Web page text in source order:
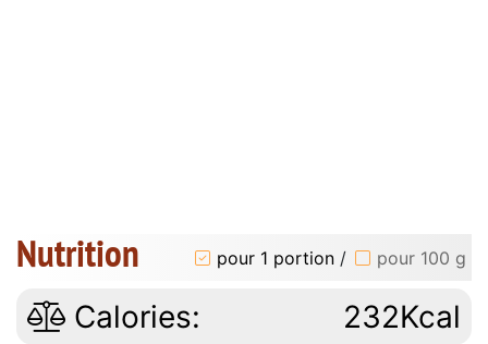
Nutrition pour 1 portion / pour 100 g
Calories: 232Kcal